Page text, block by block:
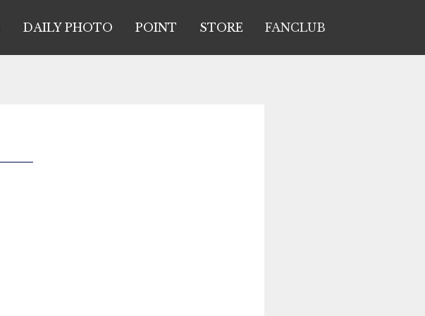
DAILY PHOTO POINT STORE FANCLUB